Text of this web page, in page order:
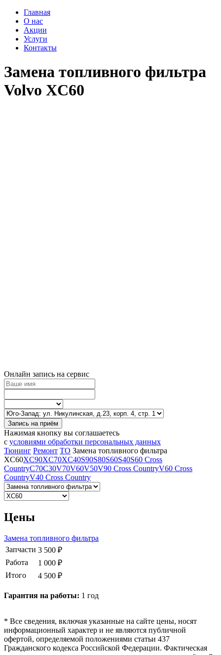
Главная
О нас
Акции
Услуги
Контакты
Замена топливного фильтра
Volvo XC60
Онлайн запись на сервис
Запись на приём
Нажимая кнопку вы соглашаетесь
с условиями обработки персональных данных
Тюнинг Ремонт ТО Замена топливного фильтра
XC60XC90XC70XC40S90S80S60S40S60 Cross
CountryC70C30V70V60V50V90 Cross CountryV60 Cross
CountryV40 Cross Country
Цены
Замена топливного фильтра
Запчасти 3 500 ₽
Работа
1 000 ₽
Итого
4 500 ₽
Гарантия на работы: 1 год
* Все сведения, включая указанные на сайте цены, носят
информационный характер и не являются публичной
офертой, определяемой положениями статьи 437
Гражданского кодекса Российской Федерации. Фактическая